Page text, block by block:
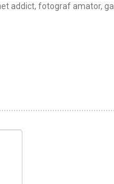
addict, fotograf amator,